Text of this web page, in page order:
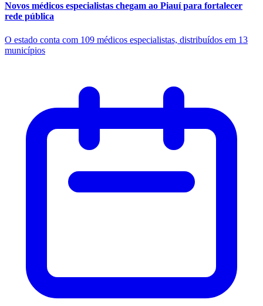
Novos médicos especialistas chegam ao Piauí para fortalecer
rede pública
O estado conta com 109 médicos especialistas, distribuídos em 13
municípios